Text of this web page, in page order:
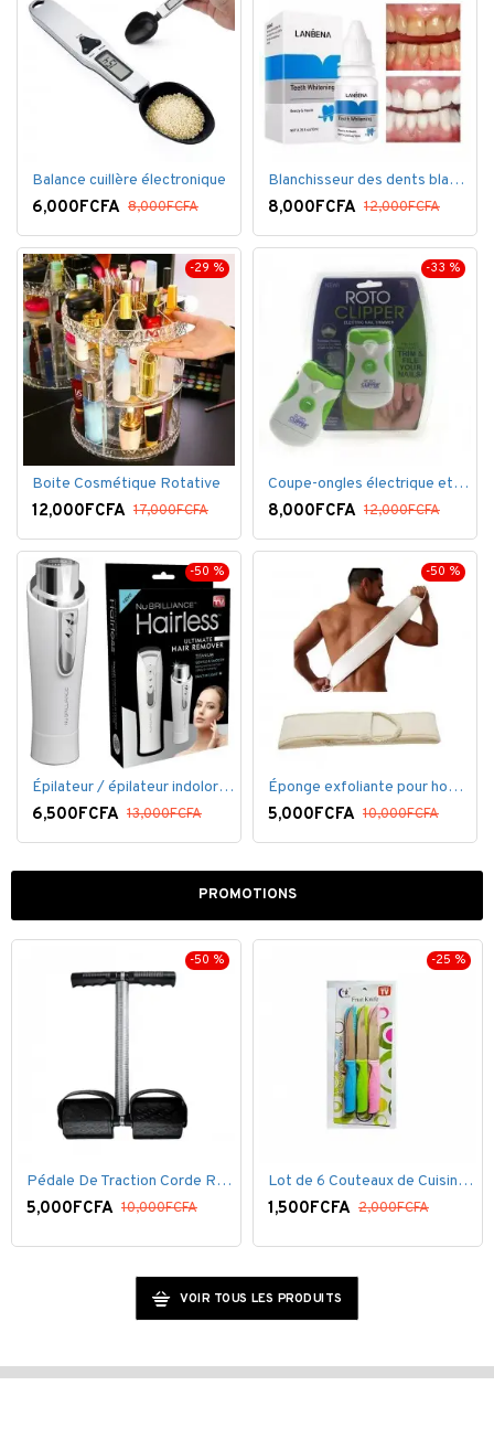
Balance cuillère électronique
6,000FCFA 8,000FCFA
Blanchisseur des dents blanc éblouissant
8,000FCFA 12,000FCFA
-29 %
Boite Cosmétique Rotative
12,000FCFA 17,000FCFA
-33 %
Coupe-ongles électrique et lime électrique
8,000FCFA 12,000FCFA
-50 %
Épilateur / épilateur indolore NuBrilliance Ultimate pour femmes
6,500FCFA 13,000FCFA
-50 %
Éponge exfoliante pour homme
5,000FCFA 10,000FCFA
PROMOTIONS
-50 %
Pédale De Traction Corde Ressort avec poignée pédale de Pied
5,000FCFA 10,000FCFA
-25 %
Lot de 6 Couteaux de Cuisine ( 20,5cm ) - Inox Bleu Rose VERT
1,500FCFA 2,000FCFA
VOIR TOUS LES PRODUITS